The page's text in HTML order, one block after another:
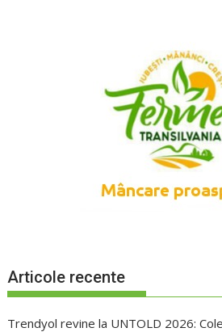
Articole recente
Trendyol revine la UNTOLD 2026: